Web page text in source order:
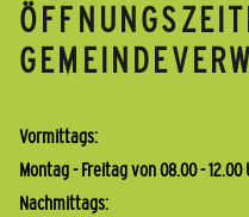
Vormittags:
Montag - Freitag von 08.00 - 12.00
Nachmittags: